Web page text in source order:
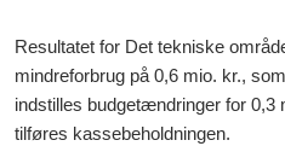
Resultatet for Det tekniske
mindreforbrug på 0,6 mio. kr.,
indstilles budgetændringer for 0,3
tilføres kassebeholdningen.